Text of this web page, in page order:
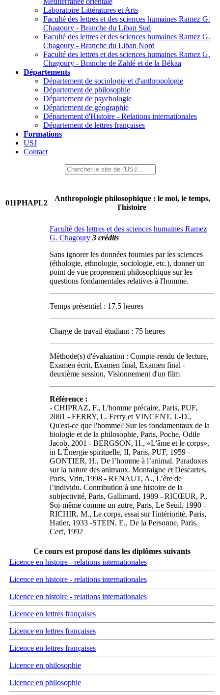
Laboratoire Littératures et Arts
Faculté des lettres et des sciences humaines Ramez G.
Chagoury - Branche du Liban Sud
Faculté des lettres et des sciences humaines Ramez G.
Chagoury - Branche du Liban Nord
Faculté des lettres et des sciences humaines Ramez G.
Chagoury - Branche de Zahlé et de la Békaa
Départements
Département de sociologie et d'anthropologie
Département de philosophie
Département de psychologie
Département de géographie
Département d'Histoire - Relations internationales
Département de lettres françaises
Formations
USJ
Contact
011PHAPL2
Anthropologie philosophique : le moi, le temps,
l'histoire
Faculté des lettres et des sciences humaines Ramez
G. Chagoury 3 crédits
Sans ignorer les données fournies par les sciences
(éthologie, ethnologie, sociologie, etc.), donner un
point de vue proprement philosophique sur les
questions fondamentales relatives à l'homme.
Temps présentiel : 17.5 heures
Charge de travail étudiant : 75 heures
Méthode(s) d'évaluation : Compte-rendu de lecture,
Examen écrit, Examen final, Examen final -
deuxième session, Visionnement d'un film
Référence :
- CHIPRAZ, F., L'homme précaire, Paris, PUF,
2001 - FERRY, L. Ferry et VINCENT, J.-D.,
Qu'est-ce que l'homme? Sur les fondamentaux de la
biologie et de la philosophie, Paris, Poche, Odile
Jacob, 2001 - BERGSON, H., «L'âme et le corps»,
in L'Énergie spirituelle, II, Paris, PUF, 1959 -
GONTIER, H., De l’homme à l’animal. Paradoxes
sur la nature des animaux. Montaigne et Descartes,
Paris, Vrin, 1998 - RENAUT, A., L’ère de
l’individu. Contribution à une histoire de la
subjectivité, Paris, Gallimard, 1989 - RICŒUR, P.,
Soi-même comme un autre, Paris, Le Seuil, 1990 -
RICHIR, M., Le corps, essai sur l'intériorité, Paris,
Hatier, 1933 -STEIN, E., De la Personne, Paris,
Cerf, 1992
Ce cours est proposé dans les diplômes suivants
Licence en histoire - relations internationales
Licence en histoire - relations internationales
Licence en histoire - relations internationales
Licence en lettres françaises
Licence en lettres françaises
Licence en lettres françaises
Licence en philosophie
Licence en philosophie